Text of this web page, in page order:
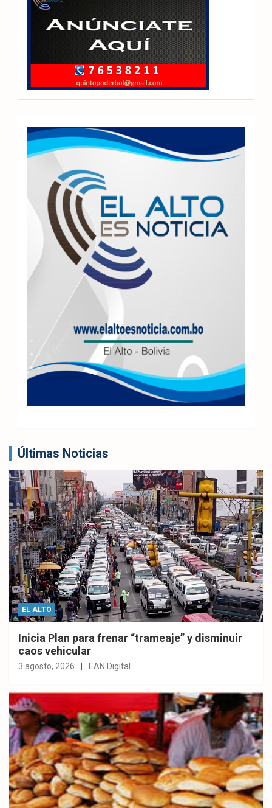
Últimas Noticias
EL ALTO
Inicia Plan para frenar “trameaje” y disminuir
caos vehicular
3 agosto, 2026 EAN Digital